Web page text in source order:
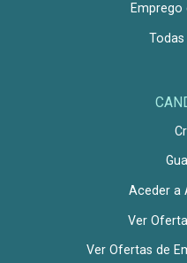
Aceder a
Ver
Ver Ofertas de